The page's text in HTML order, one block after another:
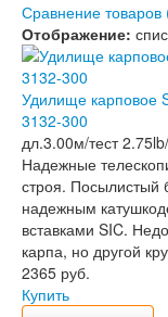
Сравнение товаров
Отображение:
Удилище карповое
3132-300
дл.3.00м/тест
Надежные
строя. Посылистый
надежным
вставками SIC.
карпа, но другой
2365 руб.
Купить